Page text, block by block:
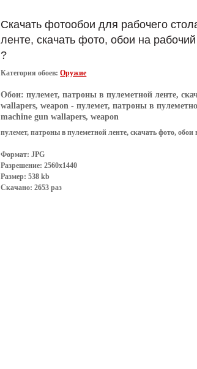
Скачать фотообои для рабочего
ленте, скачать фото, обои на
?
Категория обоев:Оружие
Обои:пулемет, патроны в пулеметной ленте,
wallapers, weapon - пулемет, патроны в
machine gun wallapers, weapon
пулемет, патроны в пулеметной ленте, скачать фото,
Формат: JPG
Разрешение: 2560x1440
Размер: 538 kb
Скачано: 2653 раз